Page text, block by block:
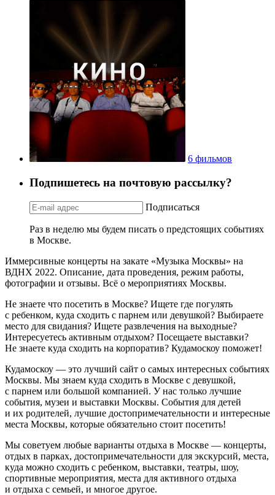
6 фильмов
Подпишетесь на почтовую рассылку?
Подписаться
Раз в неделю мы будем писать о предстоящих событиях
в Москве.
Иммерсивные концерты на закате «Музыка Москвы» на
ВДНХ 2022. Описание, дата проведения, режим работы,
фотографии и отзывы. Всё о мероприятиях Москвы.
Не знаете что посетить в Москве? Ищете где погулять
с ребенком, куда сходить с парнем или девушкой? Выбираете
место для свидания? Ищете развлечения на выходные?
Интересуетесь активным отдыхом? Посещаете выставки?
Не знаете куда сходить на корпоратив? Кудамоскоу поможет!
Кудамоскоу — это лучший сайт о самых интересных событиях
Москвы. Мы знаем куда сходить в Москве с девушкой,
с парнем или большой компанией. У нас только лучшие
события, музеи и выставки Москвы. События для детей
и их родителей, лучшие достопримечательности и интересные
места Москвы, которые обязательно стоит посетить!
Мы советуем любые варианты отдыха в Москве — концерты,
отдых в парках, достопримечательности для экскурсий, места,
куда можно сходить с ребенком, выставки, театры, шоу,
спортивные мероприятия, места для активного отдыха
и отдыха с семьей, и многое другое.